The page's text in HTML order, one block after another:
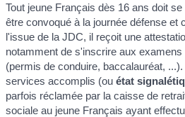
Tout jeune Français dès 16 ans doit
être convoqué à la journée défense et
l'issue de la JDC, il reçoit une
notamment de s'inscrire aux
(permis de conduire, baccalauréat,
services accomplis (ouétat
parfois réclamée par la caisse de
sociale au jeune Français ayant